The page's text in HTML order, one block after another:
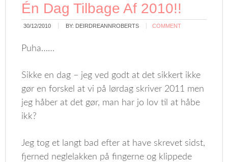
Én Dag Tilbage Af 2010!!
30/12/2010 BY: DEIRDREANNROBERTS COMMENT
Puha……
Sikke en dag – jeg ved godt at det sikkert ikke
gør en forskel at vi på lørdag skriver 2011 men
jeg håber at det gør, man har jo lov til at håbe
ikk?
Jeg tog et langt bad efter at have skrevet sidst,
fjerned neglelakken på fingerne og klippede